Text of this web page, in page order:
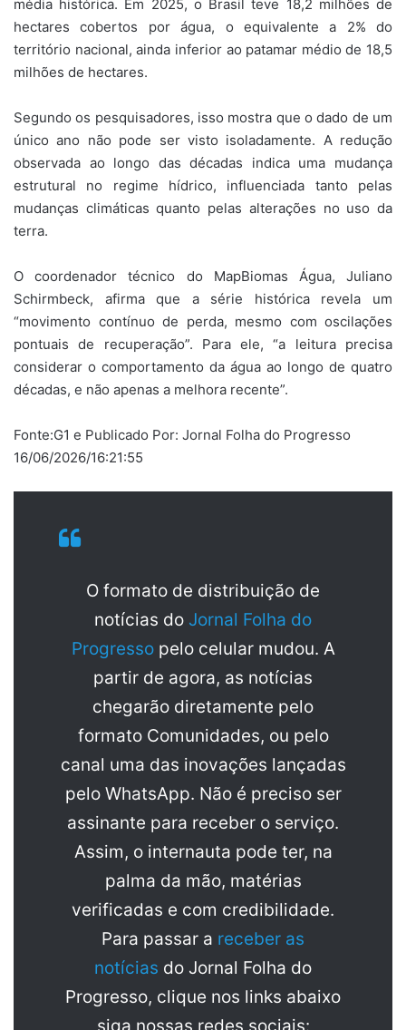
média histórica. Em 2025, o Brasil teve 18,2 milhões de
hectares cobertos por água, o equivalente a 2% do
território nacional, ainda inferior ao patamar médio de 18,5
milhões de hectares.
Segundo os pesquisadores, isso mostra que o dado de um
único ano não pode ser visto isoladamente. A redução
observada ao longo das décadas indica uma mudança
estrutural no regime hídrico, influenciada tanto pelas
mudanças climáticas quanto pelas alterações no uso da
terra.
O coordenador técnico do MapBiomas Água, Juliano
Schirmbeck, afirma que a série histórica revela um
“movimento contínuo de perda, mesmo com oscilações
pontuais de recuperação”. Para ele, “a leitura precisa
considerar o comportamento da água ao longo de quatro
décadas, e não apenas a melhora recente”.
Fonte:G1 e Publicado Por: Jornal Folha do Progresso
16/06/2026/16:21:55
O formato de distribuição de
notícias do Jornal Folha do
Progresso pelo celular mudou. A
partir de agora, as notícias
chegarão diretamente pelo
formato Comunidades, ou pelo
canal uma das inovações lançadas
pelo WhatsApp. Não é preciso ser
assinante para receber o serviço.
Assim, o internauta pode ter, na
palma da mão, matérias
verificadas e com credibilidade.
Para passar a receber as
notícias do Jornal Folha do
Progresso, clique nos links abaixo